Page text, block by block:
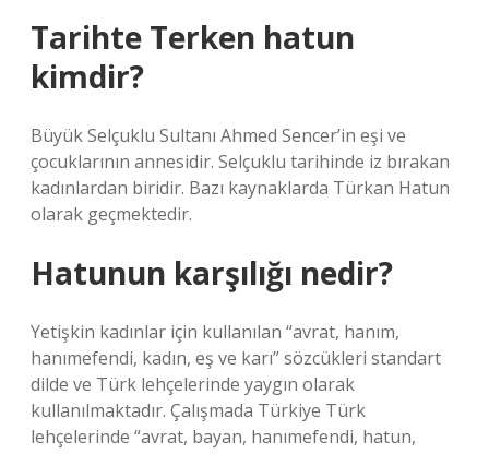
Tarihte Terken hatun
kimdir?
Büyük Selçuklu Sultanı Ahmed Sencer’in eşi ve
çocuklarının annesidir. Selçuklu tarihinde iz bırakan
kadınlardan biridir. Bazı kaynaklarda Türkan Hatun
olarak geçmektedir.
Hatunun karşılığı nedir?
Yetişkin kadınlar için kullanılan “avrat, hanım,
hanımefendi, kadın, eş ve karı” sözcükleri standart
dilde ve Türk lehçelerinde yaygın olarak
kullanılmaktadır. Çalışmada Türkiye Türk
lehçelerinde “avrat, bayan, hanımefendi, hatun,